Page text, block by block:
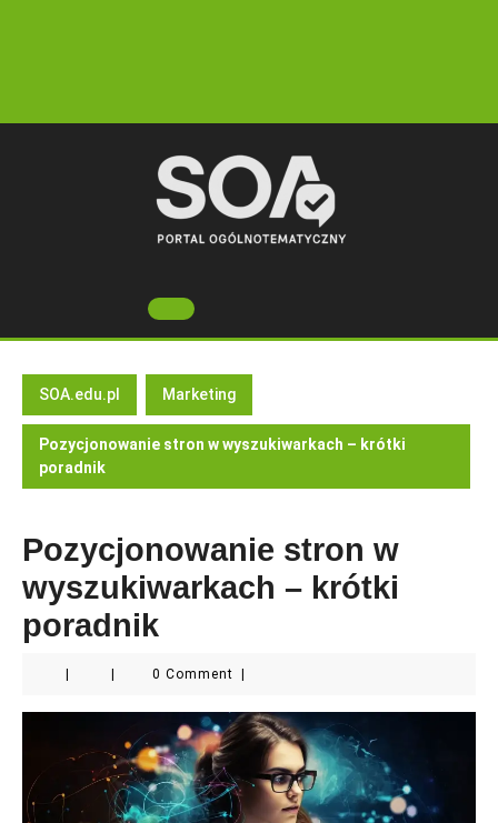
Open
Button
SOA.edu.pl Marketing
Pozycjonowanie stron w wyszukiwarkach – krótki
poradnik
Pozycjonowanie stron w
wyszukiwarkach – krótki
poradnik
0 Comment